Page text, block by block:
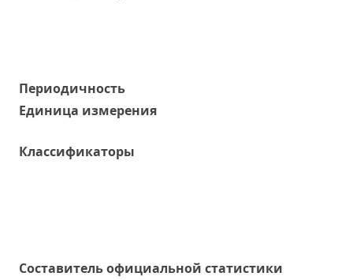
Периодичность
Единица измерения
Классификаторы
Составитель официальной статистики